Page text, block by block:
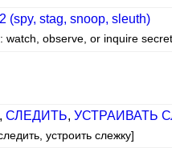
(spy, stag, snoop, sleuth)
watch, observe, or inquire
, СЛЕДИТЬ, УСТРАИВАТЬ
устроить слежку]